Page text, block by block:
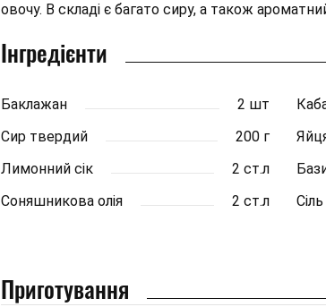
овочу. В складі є багато сиру, а також
Інгредієнти
Баклажан 2 шт
Сир твердий
200 г
Лимонний сік
2 ст.л
Соняшникова олія
2 ст.л Сіль
Приготування